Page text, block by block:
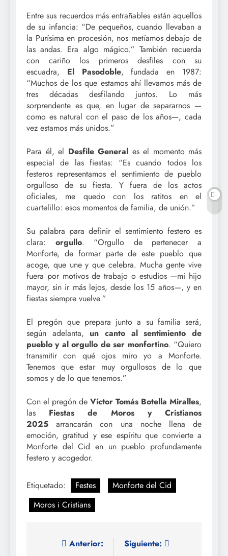
Entre sus recuerdos más entrañables están aquellos
de su infancia: “De pequeños, cuando llevaban a
la Purísima en procesión, nos metíamos debajo de
las andas. Era algo mágico.” También recuerda
con cariño los primeros desfiles con su
escuadra, El Pasodoble, fundada en 1987:
“Muchos de los que estamos ahí llevamos más de
tres décadas desfilando juntos. Lo más
sorprendente es que, en lugar de separarnos —
como es natural con el paso de los años—, cada
vez estamos más unidos.”
Para él, el Desfile General es el momento más
especial de las fiestas: “Es cuando todos los
festeros representamos el sentimiento de pueblo
orgulloso de su fiesta. Y fuera de los actos
oficiales, me quedo con los ratitos en el
cuartelillo: esos momentos de familia, de unión.”
Su palabra para definir el sentimiento festero es
clara: orgullo. “Orgullo de pertenecer a
Monforte, de formar parte de este pueblo que
acoge, que une y que celebra. Mucha gente vive
fuera por motivos de trabajo o estudios —mi hijo
mayor, sin ir más lejos, desde los 15 años—, y en
fiestas siempre vuelve.”
El pregón que prepara junto a su familia será,
según adelanta, un canto al sentimiento de
pueblo y al orgullo de ser monfortino. “Quiero
transmitir con qué ojos miro yo a Monforte.
Tenemos que estar muy orgullosos de lo que
somos y de lo que tenemos.”
Con el pregón de Víctor Tomás Botella Miralles,
las Fiestas de Moros y Cristianos
2025 arrancarán con una noche llena de
emoción, gratitud y ese espíritu que convierte a
Monforte del Cid en un pueblo profundamente
festero y acogedor.
Etiquetado: Festes
Monforte del Cid
Moros i Cristians
Navegación
Anterior:
Siguiente: